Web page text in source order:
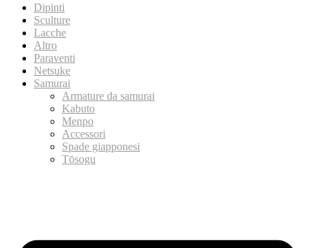
Dipinti
Sculture
Lacche
Altro
Paraventi
Netsuke
Samurai
Armature da samurai
Kabuto
Menpo
Accessori
Spade giapponesi
Tōsogu